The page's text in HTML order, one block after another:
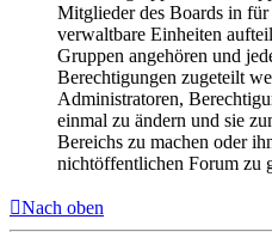
Mitglieder des Boards in
verwaltbare Einheiten
Gruppen angehören und
Berechtigungen zugeteilt
Administratoren,
einmal zu ändern und sie
Bereichs zu machen oder
nichtöffentlichen Forum zu
Nach oben